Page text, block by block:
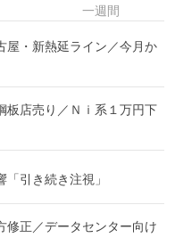
屋・新熱延ライン／今月か
板店売り／Ｎｉ系１万円下
引き続き注視」
修正／データセンター向け
一週間